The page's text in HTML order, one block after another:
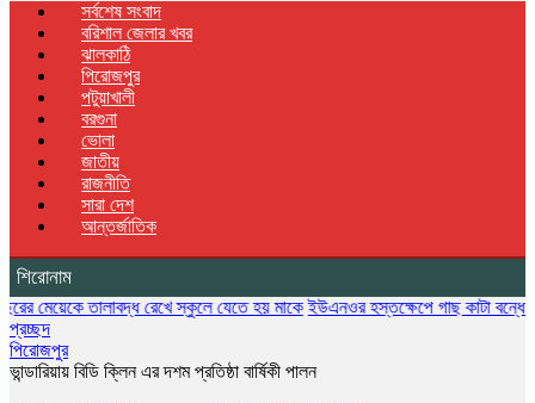
সর্বশেষ সংবাদ
বরিশাল জেলার খবর
ঝালকাঠি
পিরোজপুর
পটুয়াখালী
বরগুনা
ভোলা
জাতীয়
রাজনীতি
সারা দেশ
আন্তর্জাতিক
শিরোনাম
তালাবদ্ধ রেখে স্কুলে যেতে হয় মাকে ইউএনওর হস্তক্ষেপে গাছ কাটা বন্ধের ১৩ দিন
প্রচ্ছদ
পিরোজপুর
ভান্ডারিয়ায় বিডি ক্লিন এর দশম প্রতিষ্ঠা বার্ষিকী পালন